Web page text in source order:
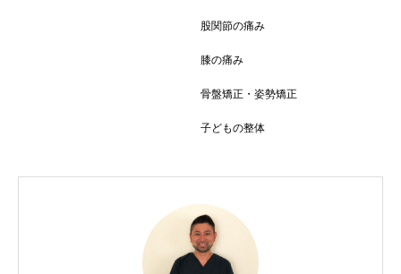
股関節の痛み
膝の痛み
骨盤矯正・姿勢矯正
子どもの整体